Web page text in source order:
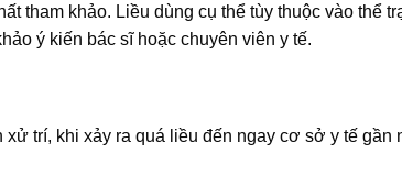
tham khảo. Liều dùng cụ thể tùy thuộc vào thể
ý kiến bác sĩ hoặc chuyên viên y tế.
trí, khi xảy ra quá liều đến ngay cơ sở y tế gần